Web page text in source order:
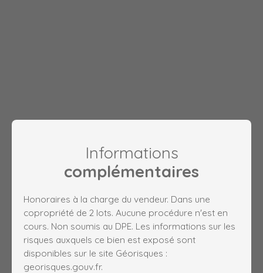
Informations
complémentaires
Honoraires à la charge du vendeur. Dans une
copropriété de 2 lots. Aucune procédure n'est en
cours. Non soumis au DPE. Les informations sur les
risques auxquels ce bien est exposé sont
disponibles sur le site Géorisques :
georisques.gouv.fr.